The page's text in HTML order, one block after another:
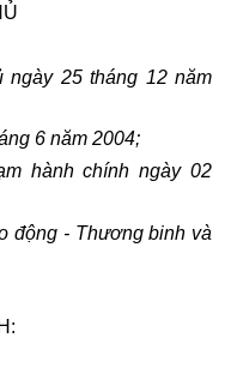
ngày 25 tháng 12 năm
6 năm 2004;
hành chính ngày 02
động - Thương binh và